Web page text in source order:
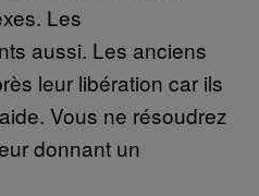
Les
aussi. Les anciens
leur libération car ils
Vous ne résoudrez
donnant un